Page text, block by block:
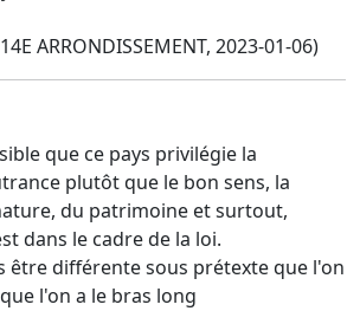
ARRONDISSEMENT, 2023-01-06)
que ce pays privilégie la
plutôt que le bon sens, la
du patrimoine et surtout,
dans le cadre de la loi.
être différente sous prétexte que l'on
l'on a le bras long